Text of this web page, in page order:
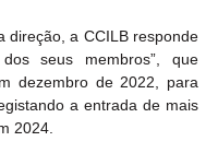
direção, a CCILB responde
seus membros”, que
dezembro de 2022, para
a entrada de mais
2024.